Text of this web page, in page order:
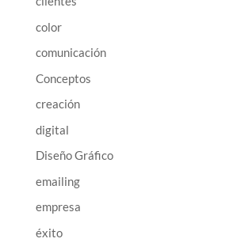
color
comunicación
Conceptos
creación
digital
Diseño Gráfico
emailing
empresa
éxito